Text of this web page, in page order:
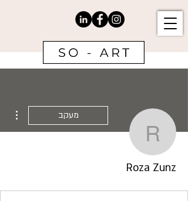
Roza Zunz
מעקב
Roza Zunz